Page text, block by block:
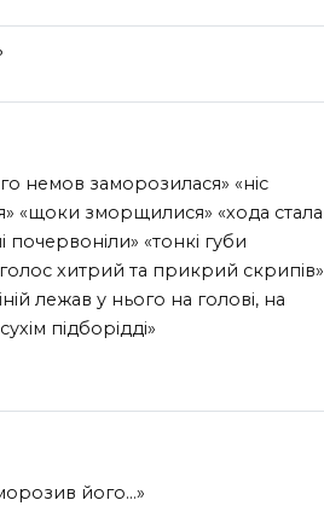
немов заморозилася» «ніс
«щоки зморщилися» «хода стала
почервоніли» «тонкі губи
хитрий та прикрий скрипів»
лежав у нього на голові, на
підборідді»
його…»